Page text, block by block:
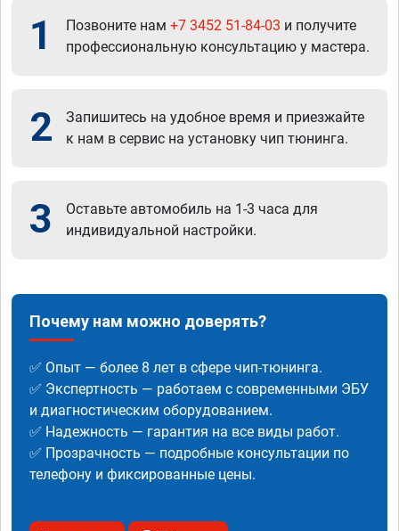
1 Позвоните нам +7 3452 51-84-03 и получите
профессиональную консультацию у мастера.
2
Запишитесь на удобное время и приезжайте
к нам в сервис на установку чип тюнинга.
3
Оставьте автомобиль на 1-3 часа для
индивидуальной настройки.
Почему нам можно доверять?
✅ Опыт — более 8 лет в сфере чип-тюнинга.
✅ Экспертность — работаем с современными ЭБУ
и диагностическим оборудованием.
✅ Надежность — гарантия на все виды работ.
✅ Прозрачность — подробные консультации по
телефону и фиксированные цены.